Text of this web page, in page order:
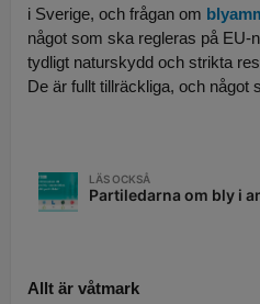
i Sverige, och frågan om
något som ska regleras på EU-
tydligt naturskydd och strikta
De är fullt tillräckliga, och något
Allt är våtmark